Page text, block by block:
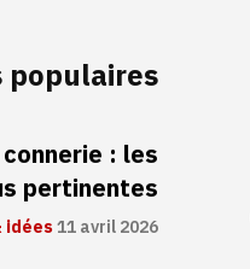
: les
pertinentes
idées11 avril 2026